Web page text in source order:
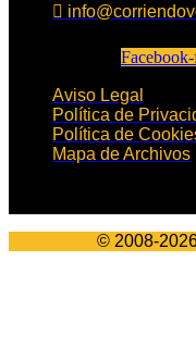
Aviso Legal
Política de
Política de
Mapa de Archivos
© 2008-